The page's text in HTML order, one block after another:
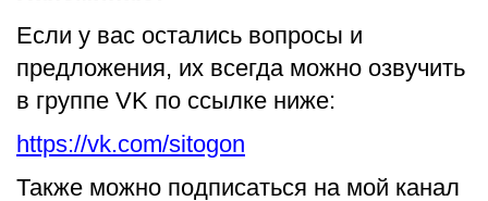
Если у вас остались вопросы и
предложения, их всегда можно озвучить
в группе VK по ссылке ниже:
https://vk.com/sitogon
Также можно подписаться на мой канал